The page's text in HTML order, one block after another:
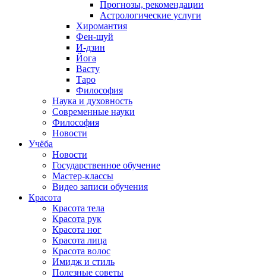
Прогнозы, рекомендации
Астрологические услуги
Хиромантия
Фен-шуй
И-дзин
Йога
Васту
Таро
Философия
Наука и духовность
Современные науки
Философия
Новости
Учёба
Новости
Государственное обучение
Мастер-классы
Видео записи обучения
Красота
Красота тела
Красота рук
Красота ног
Красота лица
Красота волос
Имидж и стиль
Полезные советы